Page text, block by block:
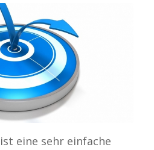
eine sehr einfache